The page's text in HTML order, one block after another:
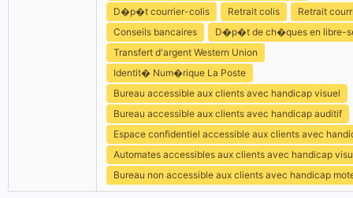
D�p�t courrier-colis
Retrait colis
Retrait
Conseils bancaires
D�p�t de ch�ques en libre-
Transfert d'argent Western Union
Identit� Num�rique La Poste
Bureau accessible aux clients avec handicap visuel
Bureau accessible aux clients avec handicap auditif
Espace confidentiel accessible aux clients avec
Automates accessibles aux clients avec handicap
Bureau non accessible aux clients avec handicap